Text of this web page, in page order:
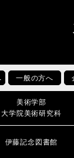
一般の方へ
美術学部
大学院美術研究科
伊藤記念図書館